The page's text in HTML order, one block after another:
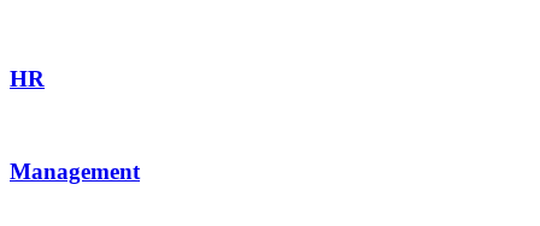
HR
Management